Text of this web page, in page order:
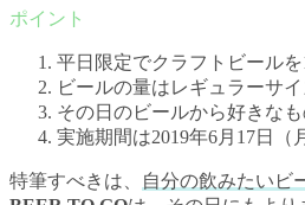
平日限定でクラフトビール
ビールの量はレギュラーサイ
その日のビールから好きな
実施期間は2019年6月17日（
特筆すべきは、 自分の飲みたいビ